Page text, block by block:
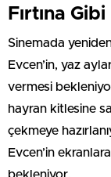
Fırtına
Sinemada
Evcen’in, yaz
vermesi
hayran kitlesine
çekmeye
Evcen’in
bekleniyor.